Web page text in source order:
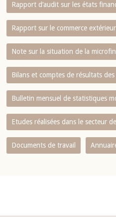
Rapport d‘audit sur les états
Rapport sur le commerce extérieur
Note sur la situation de la
Bilans et comptes de résultats
Bulletin mensuel de statistiques
Etudes réalisées dans le secteur
Documents de travail